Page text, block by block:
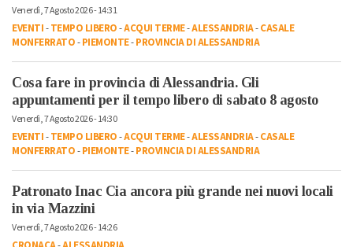
Venerdì, 7 Agosto 2026 - 14:31
EVENTI-TEMPO LIBERO-ACQUI TERME-ALESSANDRIA-CASALE
MONFERRATO-PIEMONTE-PROVINCIA DI ALESSANDRIA
Cosa fare in provincia di Alessandria. Gli
appuntamenti per il tempo libero di sabato 8 agosto
Venerdì, 7 Agosto 2026 - 14:30
EVENTI-TEMPO LIBERO-ACQUI TERME-ALESSANDRIA-CASALE
MONFERRATO-PIEMONTE-PROVINCIA DI ALESSANDRIA
Patronato Inac Cia ancora più grande nei nuovi locali
in via Mazzini
Venerdì, 7 Agosto 2026 - 14:26